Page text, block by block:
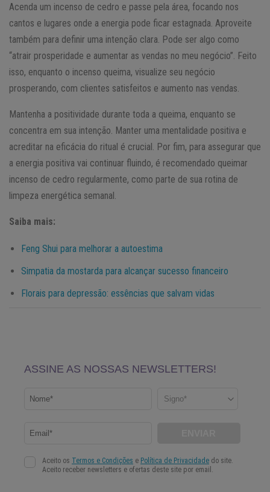
Acenda um incenso de cedro e passe pela área, focando nos
cantos e lugares onde a energia pode ficar estagnada. Aproveite
também para definir uma intenção clara. Pode ser algo como
“atrair prosperidade e aumentar as vendas no meu negócio”. Feito
isso, enquanto o incenso queima, visualize seu negócio
prosperando, com clientes satisfeitos e aumento nas vendas.
Mantenha a positividade durante toda a queima, enquanto se
concentra em sua intenção. Manter uma mentalidade positiva e
acreditar na eficácia do ritual é crucial. Por fim, para assegurar que
a energia positiva vai continuar fluindo, é recomendado queimar
incenso de cedro regularmente, como parte de sua rotina de
limpeza energética semanal.
Saiba mais:
Feng Shui para melhorar a autoestima
Simpatia da mostarda para alcançar sucesso financeiro
Florais para depressão: essências que salvam vidas